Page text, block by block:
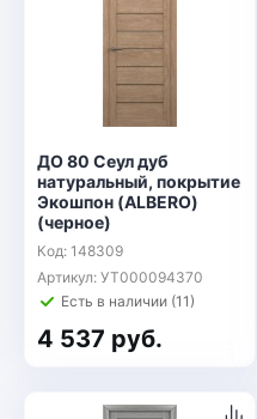
ДО 80 Сеул дуб
натуральный, покрытие
Экошпон (ALBERO)
(черное)
Код: 148309
Артикул: УТ000094370
Есть в наличии (11)
4 537 руб.